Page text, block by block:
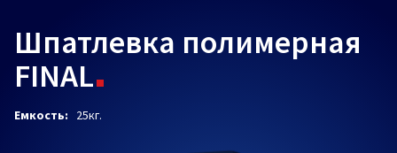
Шпатлевка полимерная
FINAL
Емкость: 25кг.